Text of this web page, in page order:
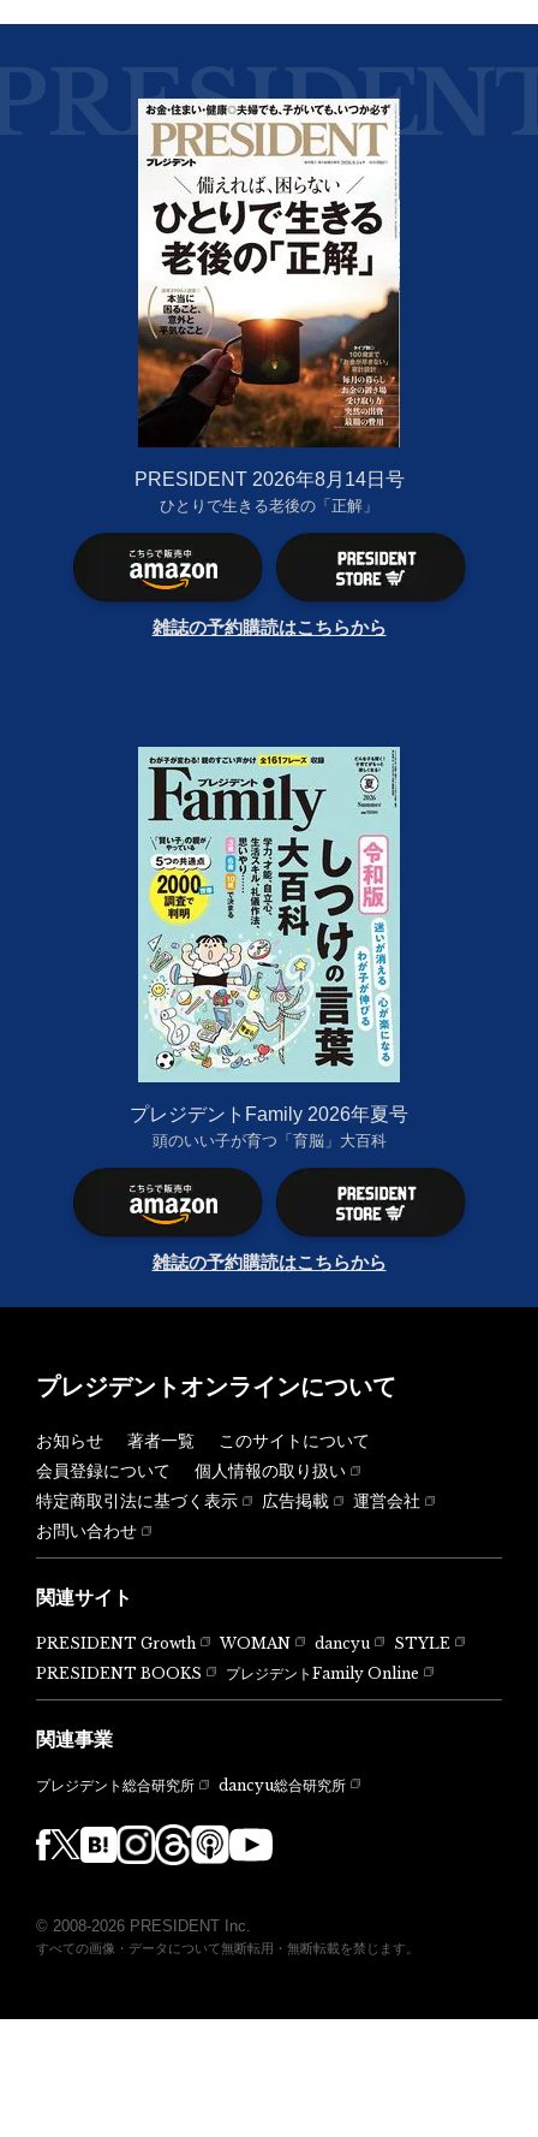
PRESIDENT 2026年8月14日号
ひとりで生きる老後の「正解」
雑誌の予約購読はこちらから
プレジデントFamily 2026年夏号
頭のいい子が育つ「育脳」大百科
雑誌の予約購読はこちらから
プレジデントオンラインについて
お知らせ 著者一覧
このサイトについて
会員登録について
個人情報の取り扱い
特定商取引法に基づく表示
広告掲載
運営会社
お問い合わせ
関連サイト
PRESIDENT Growth WOMAN dancyu
STYLE
PRESIDENT BOOKS
プレジデントFamily Online
関連事業
プレジデント総合研究所 dancyu総合研究所
© 2008-2026 PRESIDENT Inc.
すべての画像・データについて無断転用・無断転載を禁じます。